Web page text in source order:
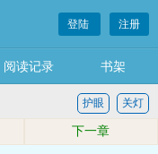
登陆 注册
阅读记录 书架
关灯
护眼
下一章